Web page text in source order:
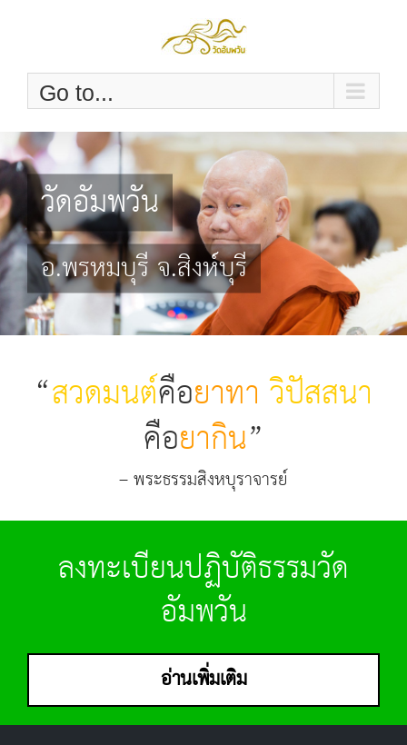
contentGo to...
วัดอัมพวัน
อ.พรหมบุรี จ.สิงห์บุรี
“สวดมนต์คือยาทา วิปัสสนา
คือยากิน”
– พระธรรมสิงหบุราจารย์
ลงทะเบียนปฏิบัติธรรมวัด
อัมพวัน
อ่านเพิ่มเติม